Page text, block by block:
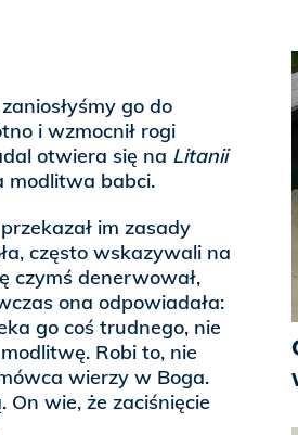
go do
i wzmocnił rogi
otwiera się na Litanii
modlitwa babci.
im zasady
często wskazywali na
czymś denerwował,
ona odpowiadała:
go coś trudnego, nie
Robi to, nie
wierzy w Boga.
wie, że zaciśnięcie